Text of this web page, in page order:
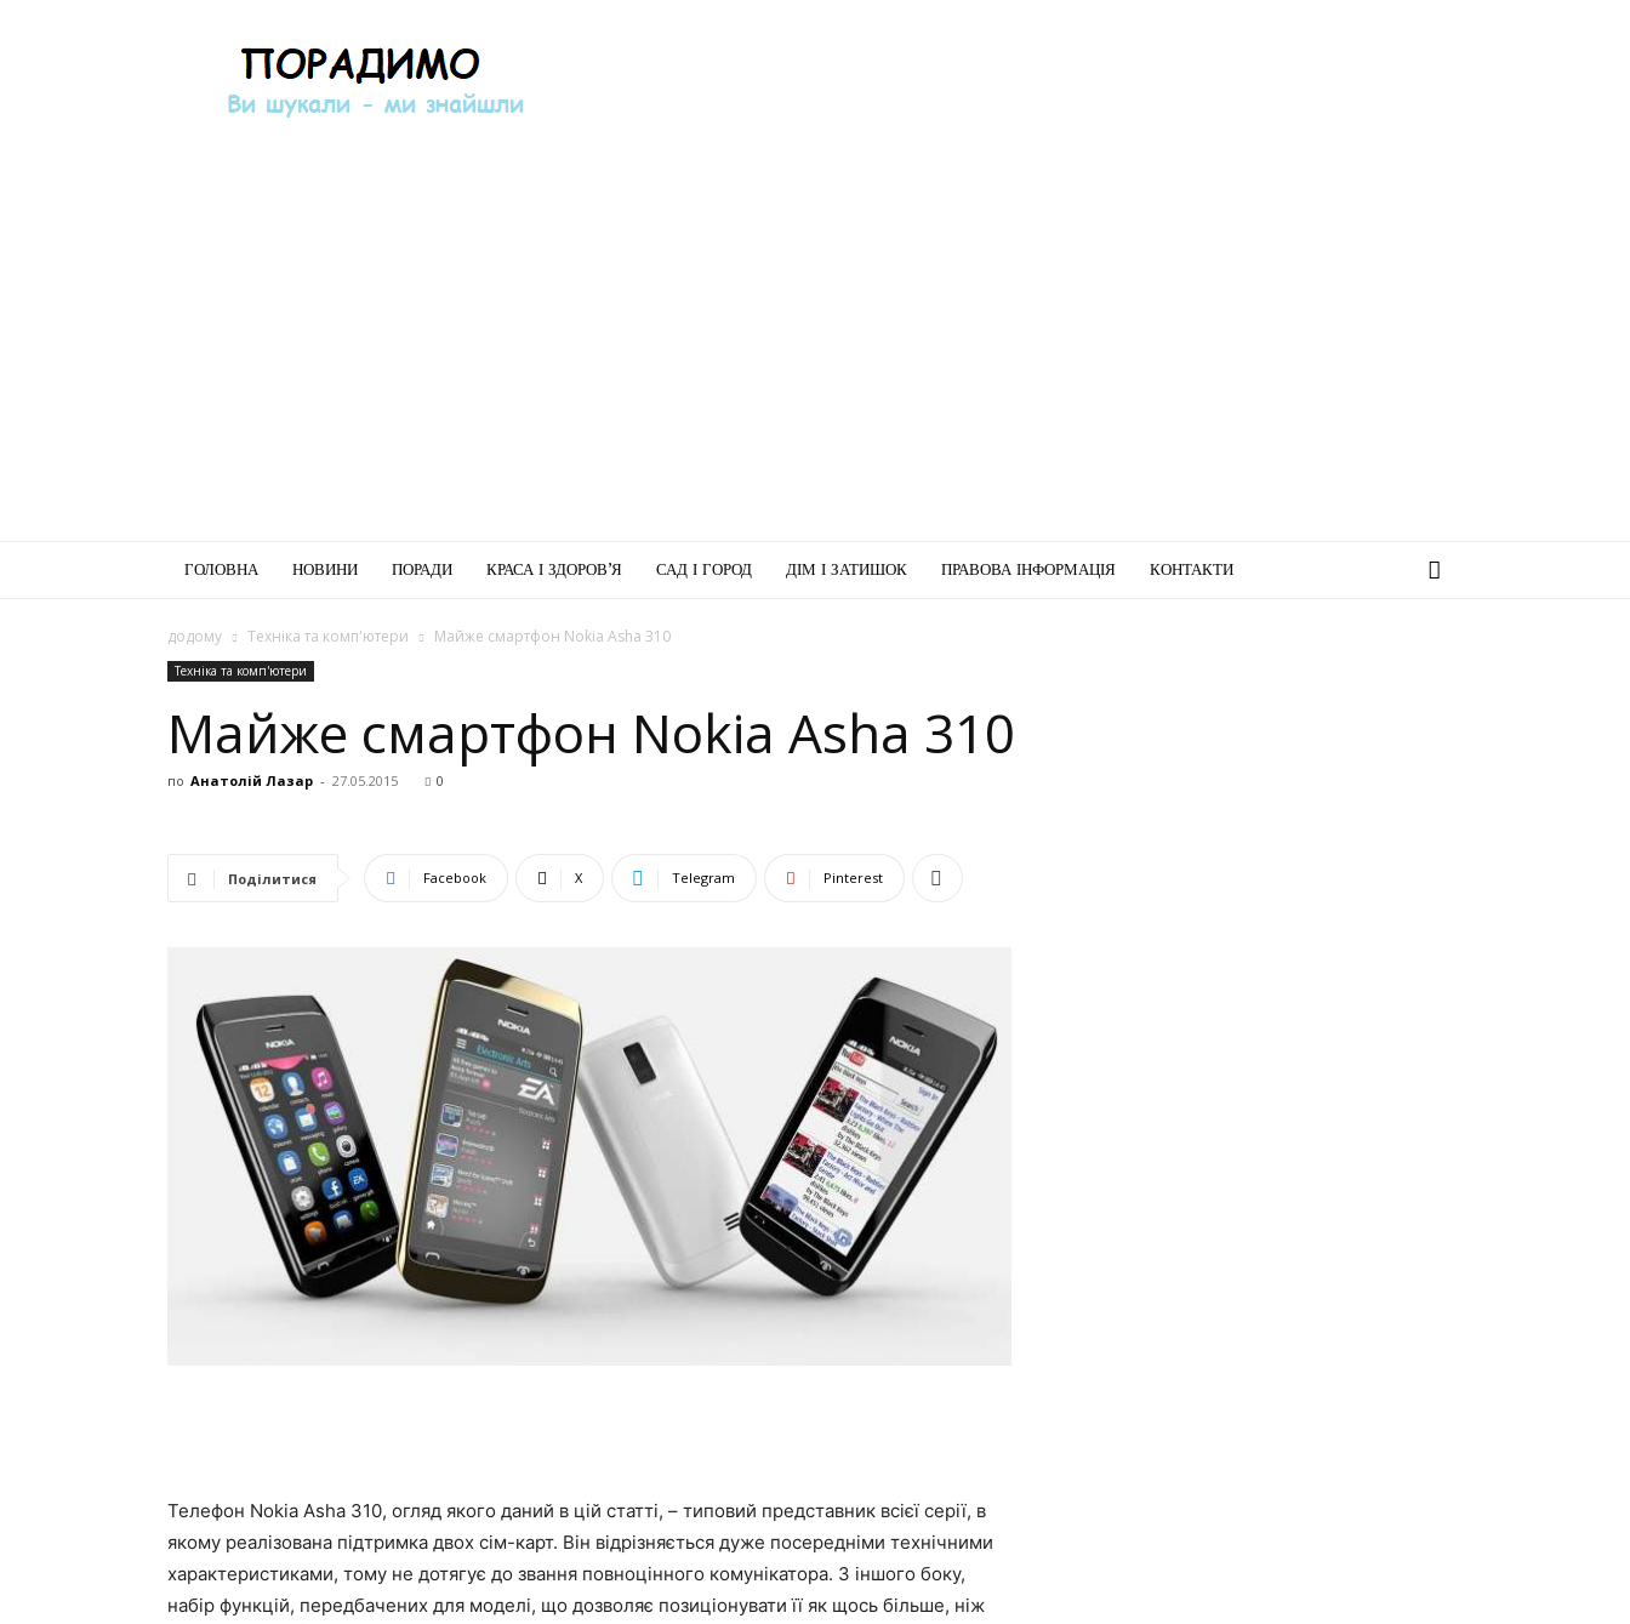
Порадимо
ГОЛОВНА НОВИНИ ПОРАДИ КРАСА І ЗДОРОВ’Я САД І ГОРОД ДІМ І ЗАТИШОК ПРАВОВА ІНФОРМАЦІЯ КОНТАКТИ
додому Техніка та комп'ютери Майже смартфон Nokia Asha 310
Техніка та комп'ютери
Майже смартфон Nokia Asha 310
по Анатолій Лазар - 27.05.2015 0
Поділитися Facebook X Telegram Pinterest
Телефон Nokia Asha 310, огляд якого даний в цій статті, – типовий представник всієї серії, в
якому реалізована підтримка двох сім-карт. Він відрізняється дуже посередніми технічними
характеристиками, тому не дотягує до звання повноцінного комунікатора. З іншого боку,
набір функцій, передбачених для моделі, що дозволяє позиціонувати її як щось більше, ніж